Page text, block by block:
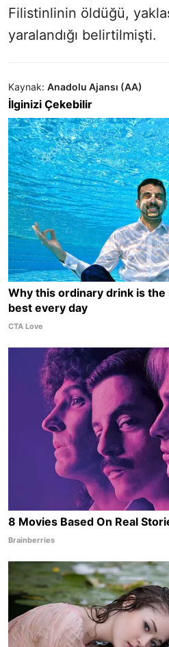
Filistinlinin öldüğü,
yaralandığı belirtilmişti.
Kaynak: Anadolu Ajansı (AA)